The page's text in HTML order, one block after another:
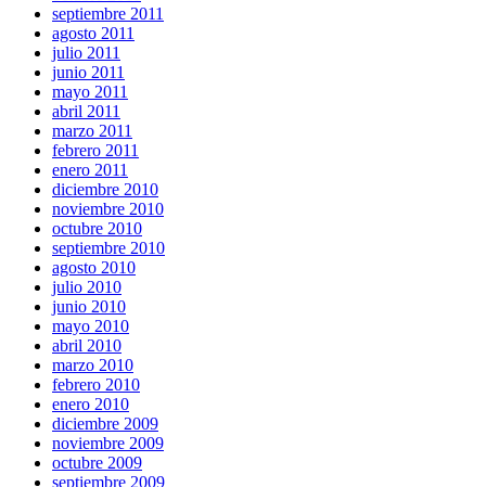
septiembre 2011
agosto 2011
julio 2011
junio 2011
mayo 2011
abril 2011
marzo 2011
febrero 2011
enero 2011
diciembre 2010
noviembre 2010
octubre 2010
septiembre 2010
agosto 2010
julio 2010
junio 2010
mayo 2010
abril 2010
marzo 2010
febrero 2010
enero 2010
diciembre 2009
noviembre 2009
octubre 2009
septiembre 2009